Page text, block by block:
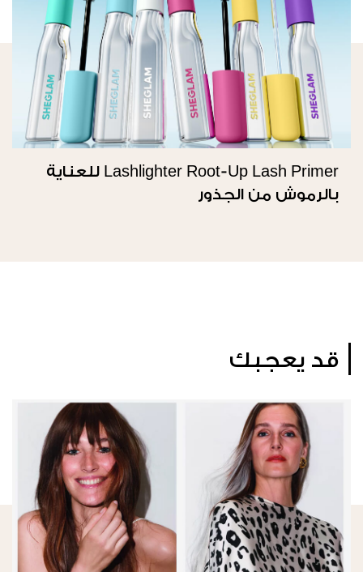
Lashlighter Root-Up Lash Primer للعناية
بالرموش من الجذور
قد يعجبك